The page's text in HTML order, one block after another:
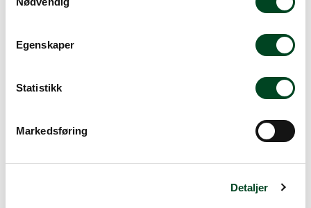
Egenskaper
Statistikk
Markedsføring
Detaljer
Kai Shun DM0701
Kai Shun DM0716
Grønnsakskniv 10,3cm